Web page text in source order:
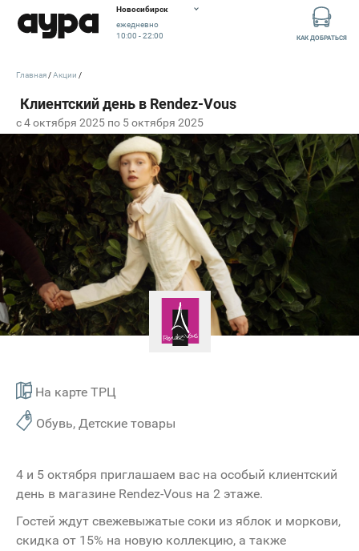
Новосибирск
ежедневно
10:00 - 22:00
КАК ДОБРАТЬСЯ
c 4 октября 2025 по 5 октября 2025
На карте ТРЦ
Обувь, Детские товары
Главная Акции
4 и 5 октября приглашаем вас на особый клиентский
день в магазине Rendez-Vous на 2 этаже.
Гостей ждут свежевыжатые соки из яблок и моркови,
скидка от 15% на новую коллекцию, а также